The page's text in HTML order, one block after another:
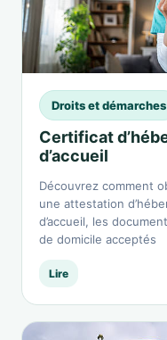
Droits et démarches
Certificat
d’accueil
Découvrez comment
une attestation
d’accueil, les
de domicile acceptés
Lire